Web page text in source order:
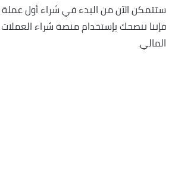
ستتمكن الآن من البدء في شراء أول
فإننا ننصحك بإستخدام منصة شراء
المالي.